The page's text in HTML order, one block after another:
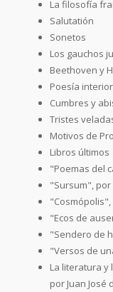
La filosofía
Salutatión
Sonetos
Los gauchos
Beethoven y
Poesía interior
Cumbres y
Tristes
Motivos de
Libros últimos
"Poemas del
"Sursum", por
"Cosmópolis",
"Ecos de
"Sendero de
"Versos de
La literatura y
por Juan José